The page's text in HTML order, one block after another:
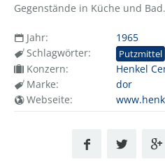
Gegenstände in Küche und Bad.
Jahr:
1965
Schlagwörter:
Putzmittel
Konzern:
Henkel
Marke:
dor
Webseite: